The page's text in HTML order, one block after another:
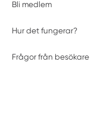
Bli medlem
Hur det fungerar?
Frågor från besökare